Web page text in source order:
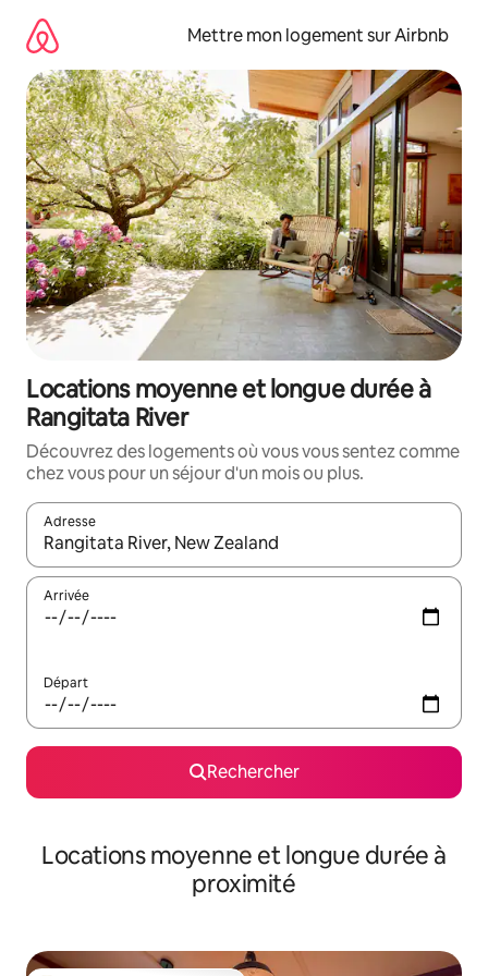
directement
contenu
Mettre mon logement sur Airbnb
Locations moyenne et longue durée à
Rangitata River
Découvrez des logements où vous vous sentez comme
chez vous pour un séjour d'un mois ou plus.
Adresse
Lorsque les résultats s'affichent, utilisez les flèches vers le
Arrivée
Départ
Rechercher
Locations moyenne et longue durée à
proximité